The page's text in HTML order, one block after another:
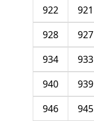
921
922
927
928
933
934
939
940
945
946